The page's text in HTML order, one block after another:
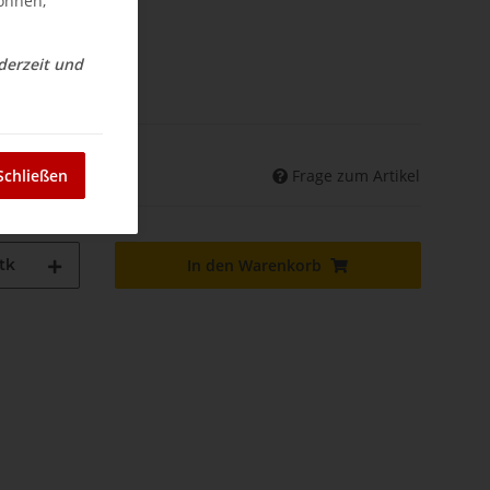
abweichend) Frage zum Artikel
In den Warenkorb
und